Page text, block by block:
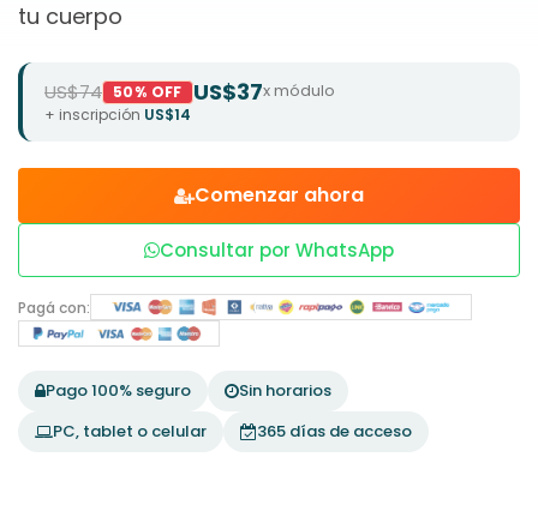
tu cuerpo
US$74 50% OFF US$37x módulo
+ inscripción US$14
Comenzar ahora
Consultar por WhatsApp
Pagá con:
Pago 100% seguro
Sin horarios
PC, tablet o celular
365 días de acceso